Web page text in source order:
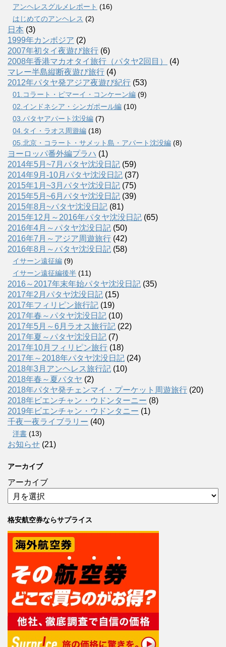
アンヘレスグルメレポート (16)
はじめてのアンヘレス (2)
日本 (3)
1999年カンボジア (2)
2007年初タイ夜遊び旅行 (6)
2008年香港マカオタイ旅行（パタヤ2回目）
(4)
マレー半島縦断夜遊び旅行 (4)
2012年パタヤ発アジア夜遊び紀行 (53)
01.コラート・ピマーイ・コンケーン編 (9)
02.インドネシア・シンガポール編 (10)
03.パタヤアパート沈没編 (7)
04.タイ・ラオス周遊編 (18)
05.北京・コラート・サメット島・アパート沈没編 (8)
ヨーロッパ番外編プラハ (1)
2014年5月~7月パタヤ沈没日記 (59)
2014年9月-10月パタヤ沈没日記 (37)
2015年1月~3月パタヤ沈没日記 (75)
2015年5月~6月パタヤ沈没日記 (39)
2015年8月~パタヤ沈没日記 (81)
2015年12月～2016年パタヤ沈没日記 (65)
2016年4月～パタヤ沈没日記 (50)
2016年7月～アジア周遊旅行 (42)
2016年8月～パタヤ沈没日記 (58)
イサーン遠征編 (9)
イサーン遠征編後半 (11)
2016～2017年末年始パタヤ沈没日記 (35)
2017年2月パタヤ沈没日記 (15)
2017年フィリピン旅行記 (19)
2017年春～パタヤ沈没日記 (10)
2017年5月～6月ラオス旅行記 (22)
2017年夏～パタヤ沈没日記 (7)
2017年10月フィリピン旅行 (18)
2017年～2018年パタヤ沈没日記 (24)
2018年3月アンヘレス旅行記 (10)
2018年春～夏パタヤ (2)
2018年パタヤ発チェンマイ・プーケット周遊旅行 (20)
2018年ビエンチャン・ウドンターニー (8)
2019年ビエンチャン・ウドンタニー (1)
千夜一夜ライブラリー (40)
洋書 (13)
お知らせ (21)
アーカイブ
アーカイブ
格安航空券ならサプライス